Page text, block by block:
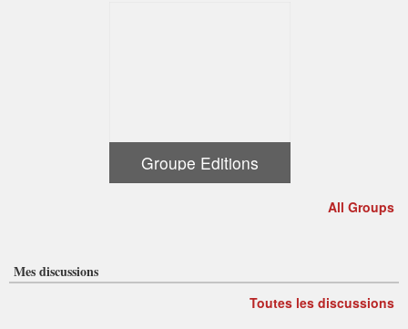
Groupe Editions
All Groups
Mes discussions
Toutes les discussions